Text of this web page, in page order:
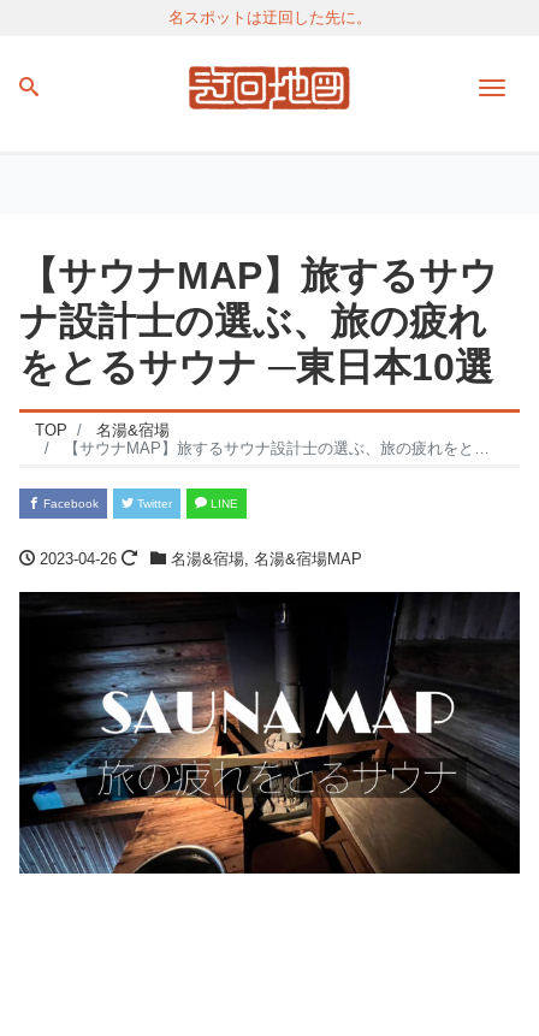
名スポットは迂回した先に。
【サウナMAP】旅するサウ
ナ設計士の選ぶ、旅の疲れ
をとるサウナ ─東日本10選
TOP
名湯&宿場
【サウナMAP】旅するサウナ設計士の選ぶ、旅の疲れをとるサウナ ─東日本10選
Facebook Twitter LINE
2023-04-26 名湯&宿場, 名湯&宿場MAP